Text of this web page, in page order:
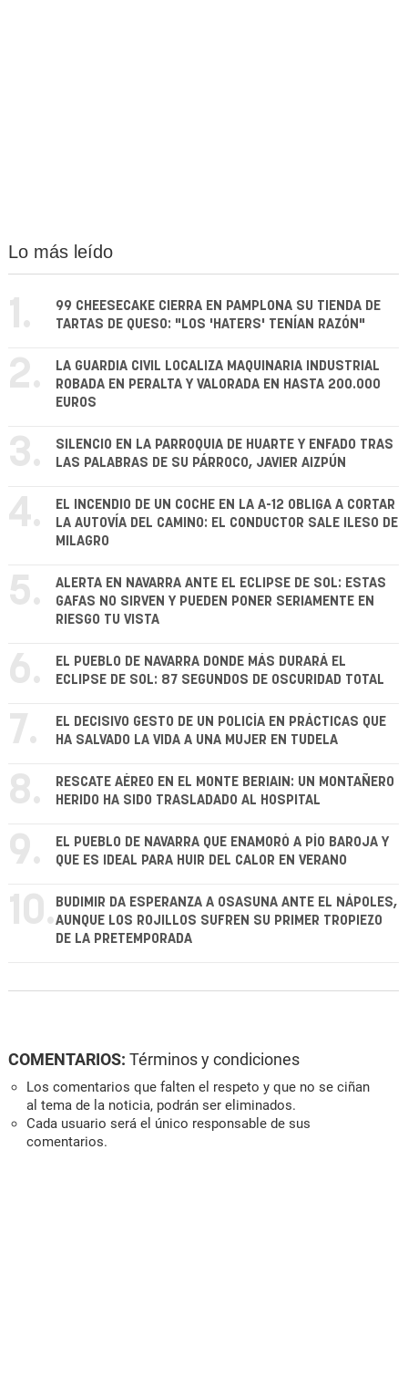
Lo más leído
1.
99 CHEESECAKE CIERRA EN PAMPLONA SU TIENDA DE
TARTAS DE QUESO: "LOS 'HATERS' TENÍAN RAZÓN"
2.
LA GUARDIA CIVIL LOCALIZA MAQUINARIA INDUSTRIAL
ROBADA EN PERALTA Y VALORADA EN HASTA 200.000
EUROS
3.
SILENCIO EN LA PARROQUIA DE HUARTE Y ENFADO TRAS
LAS PALABRAS DE SU PÁRROCO, JAVIER AIZPÚN
4.
EL INCENDIO DE UN COCHE EN LA A-12 OBLIGA A CORTAR
LA AUTOVÍA DEL CAMINO: EL CONDUCTOR SALE ILESO DE
MILAGRO
5.
ALERTA EN NAVARRA ANTE EL ECLIPSE DE SOL: ESTAS
GAFAS NO SIRVEN Y PUEDEN PONER SERIAMENTE EN
RIESGO TU VISTA
6.
EL PUEBLO DE NAVARRA DONDE MÁS DURARÁ EL
ECLIPSE DE SOL: 87 SEGUNDOS DE OSCURIDAD TOTAL
7.
EL DECISIVO GESTO DE UN POLICÍA EN PRÁCTICAS QUE
HA SALVADO LA VIDA A UNA MUJER EN TUDELA
8.
RESCATE AÉREO EN EL MONTE BERIAIN: UN MONTAÑERO
HERIDO HA SIDO TRASLADADO AL HOSPITAL
9.
EL PUEBLO DE NAVARRA QUE ENAMORÓ A PÍO BAROJA Y
QUE ES IDEAL PARA HUIR DEL CALOR EN VERANO
10. BUDIMIR DA ESPERANZA A OSASUNA ANTE EL NÁPOLES,
AUNQUE LOS ROJILLOS SUFREN SU PRIMER TROPIEZO
DE LA PRETEMPORADA
COMENTARIOS: Términos y condiciones
Los comentarios que falten el respeto y que no se ciñan
al tema de la noticia, podrán ser eliminados.
Cada usuario será el único responsable de sus
comentarios.